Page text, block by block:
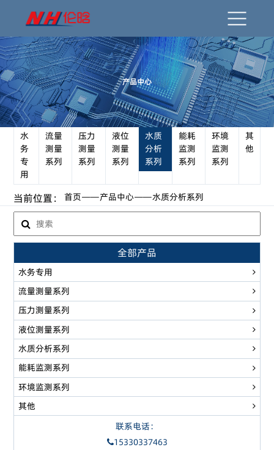
产品中心
水
务
专
用
流量
测量
系列
压力
测量
系列
液位
测量
系列
水质
分析
系列
能耗
监测
系列
环境
监测
系列
其
他
当前位置： 首页 产品中心 水质分析系列
全部产品
水务专用
流量测量系列
压力测量系列
液位测量系列
水质分析系列
能耗监测系列
环境监测系列
其他
联系电话：
15330337463